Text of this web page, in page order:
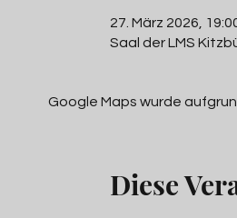
27. März 2026,
Saal der LMS
Google Maps wurde
Diese